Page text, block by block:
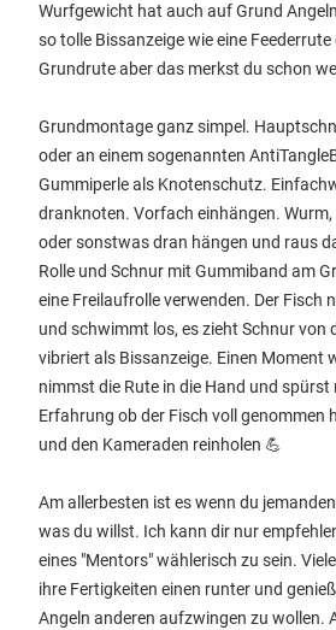
Wurfgewicht hat auch auf Grund
so tolle Bissanzeige wie eine Feederrute
Grundrute aber das merkst du schon
Grundmontage ganz simpel.
oder an einem sogenannten
Gummiperle als Knotenschutz.
dranknoten. Vorfach einhängen. Wurm,
oder sonstwas dran hängen und raus
Rolle und Schnur mit Gummiband am
eine Freilaufrolle verwenden. Der Fisch
und schwimmt los, es zieht Schnur von
vibriert als Bissanzeige. Einen Moment
nimmst die Rute in die Hand und
Erfahrung ob der Fisch voll genommen
und den Kameraden reinholen 💪
Am allerbesten ist es wenn du
was du willst. Ich kann dir nur
eines "Mentors" wählerisch zu sein.
ihre Fertigkeiten einen runter und
Angeln anderen aufzwingen zu wollen.